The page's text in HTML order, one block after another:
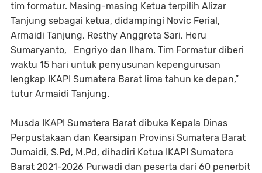
tim formatur. Masing-masing Ketua terpilih Alizar
Tanjung sebagai ketua, didampingi Novic Ferial,
Armaidi Tanjung, Resthy Anggreta Sari, Heru
Sumaryanto, Engriyo dan Ilham. Tim Formatur diberi
waktu 15 hari untuk penyusunan kepengurusan
lengkap IKAPI Sumatera Barat lima tahun ke depan,”
tutur Armaidi Tanjung.
Musda IKAPI Sumatera Barat dibuka Kepala Dinas
Perpustakaan dan Kearsipan Provinsi Sumatera Barat
Jumaidi, S.Pd, M.Pd, dihadiri Ketua IKAPI Sumatera
Barat 2021-2026 Purwadi dan peserta dari 60 penerbit